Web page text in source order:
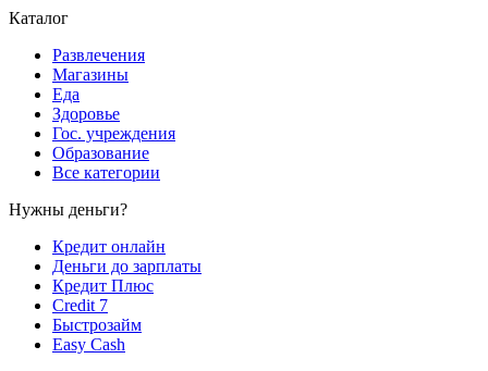
Каталог
Развлечения
Магазины
Еда
Здоровье
Гос. учреждения
Образование
Все категории
Нужны деньги?
Кредит онлайн
Деньги до зарплаты
Кредит Плюс
Credit 7
Быстрозайм
Easy Cash